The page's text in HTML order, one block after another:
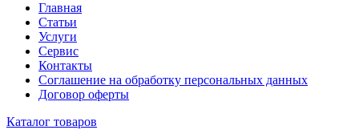
Главная
Статьи
Услуги
Сервис
Контакты
Соглашение на обработку персональных данных
Договор оферты
Каталог товаров